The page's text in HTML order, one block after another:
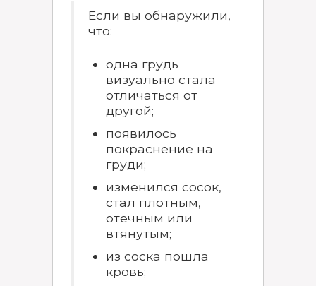
Если вы обнаружили,
что:
одна грудь
визуально стала
отличаться от
другой;
появилось
покраснение на
груди;
изменился сосок,
стал плотным,
отечным или
втянутым;
из соска пошла
кровь;